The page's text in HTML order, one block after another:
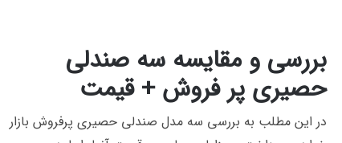
بررسی و مقایسه سه صندلی
حصیری پر فروش + قیمت
در این مطلب به بررسی سه مدل صندلی حصیری پرفروش بازار